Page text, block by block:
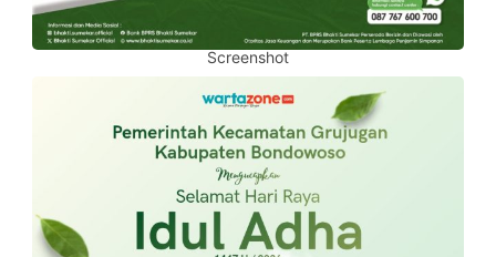
Screenshot